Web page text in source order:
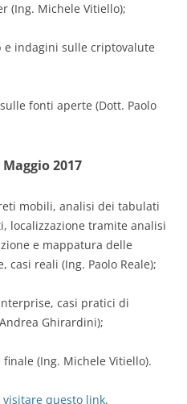
(Ing. Michele Vitiello);
e indagini sulle criptovalute
fonti aperte (Dott. Paolo
2017
mobili, analisi dei tabulati
localizzazione tramite analisi
e mappatura delle
reali (Ing. Paolo Reale);
casi pratici di
Ghirardini);
(Ing. Michele Vitiello).
visitare questo link.